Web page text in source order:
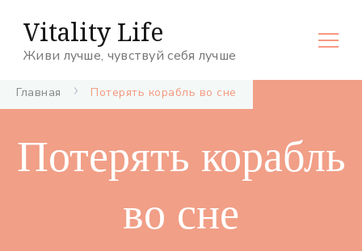
Vitality Life
Живи лучше, чувствуй себя лучше
Главная Потерять корабль во сне
Потерять корабль
во сне